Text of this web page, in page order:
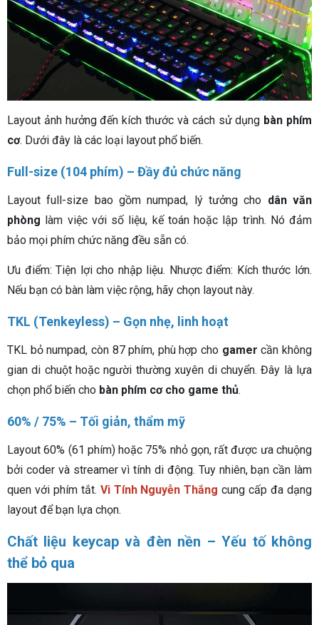
Layout ảnh hưởng đến kích thước và cách sử dụng bàn phím
cơ. Dưới đây là các loại layout phổ biến.
Full-size (104 phím) – Đầy đủ chức năng
Layout full-size bao gồm numpad, lý tưởng cho dân văn
phòng làm việc với số liệu, kế toán hoặc lập trình. Nó đảm
bảo mọi phím chức năng đều sẵn có.
Ưu điểm: Tiện lợi cho nhập liệu. Nhược điểm: Kích thước lớn.
Nếu bạn có bàn làm việc rộng, hãy chọn layout này.
TKL (Tenkeyless) – Gọn nhẹ, linh hoạt
TKL bỏ numpad, còn 87 phím, phù hợp cho gamer cần không
gian di chuột hoặc người thường xuyên di chuyển. Đây là lựa
chọn phổ biến cho bàn phím cơ cho game thủ.
60% / 75% – Tối giản, thẩm mỹ
Layout 60% (61 phím) hoặc 75% nhỏ gọn, rất được ưa chuộng
bởi coder và streamer vì tính di động. Tuy nhiên, bạn cần làm
quen với phím tắt. Vi Tính Nguyễn Thắng cung cấp đa dạng
layout để bạn lựa chọn.
Chất liệu keycap và đèn nền – Yếu tố không
thể bỏ qua